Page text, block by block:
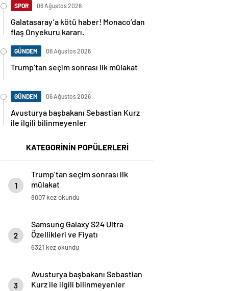
SPOR 06 Ağustos 2026
Galatasaray’a kötü haber! Monaco’dan
flaş Onyekuru kararı.
GÜNDEM 06 Ağustos 2026
Trump’tan seçim sonrası ilk mülakat
GÜNDEM 06 Ağustos 2026
Avusturya başbakanı Sebastian Kurz
ile ilgili bilinmeyenler
KATEGORİNİN POPÜLERLERİ
1
Trump’tan seçim sonrası ilk
mülakat
8007 kez okundu
2
Samsung Galaxy S24 Ultra
Özellikleri ve Fiyatı
6321 kez okundu
3
Avusturya başbakanı Sebastian
Kurz ile ilgili bilinmeyenler